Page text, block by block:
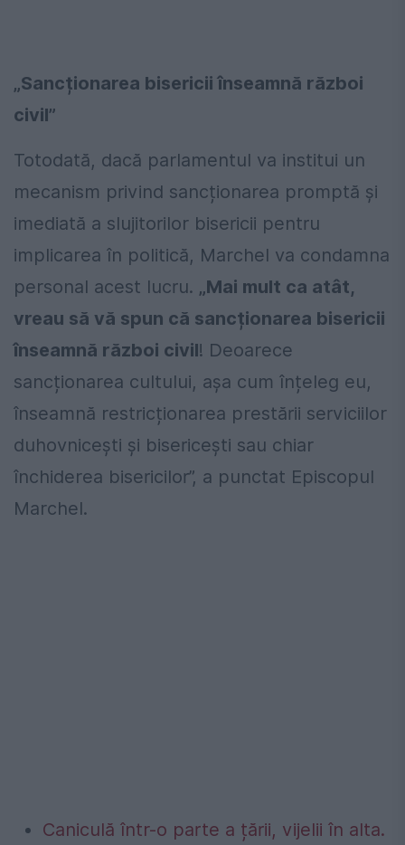
„Sancționarea bisericii înseamnă război
civil”
Totodată, dacă parlamentul va institui un
mecanism privind sancționarea promptă și
imediată a slujitorilor bisericii pentru
implicarea în politică, Marchel va condamna
personal acest lucru. „Mai mult ca atât,
vreau să vă spun că sancționarea bisericii
înseamnă război civil! Deoarece
sancționarea cultului, așa cum înțeleg eu,
înseamnă restricționarea prestării serviciilor
duhovnicești și bisericești sau chiar
închiderea bisericilor”, a punctat Episcopul
Marchel.
Caniculă într-o parte a țării, vijelii în alta.